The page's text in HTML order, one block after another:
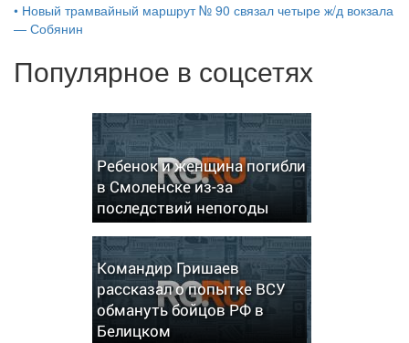
• Новый трамвайный маршрут № 90 связал четыре ж/д вокзала
— Собянин
Популярное в соцсетях
Ребенок и женщина погибли
в Смоленске из-за
последствий непогоды
Командир Гришаев
рассказал о попытке ВСУ
обмануть бойцов РФ в
Белицком